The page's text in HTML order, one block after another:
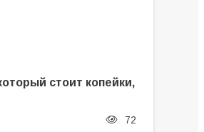
стоит копейки,
72